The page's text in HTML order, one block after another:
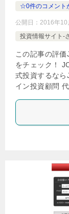
☆0件のコメント
公開日： 2016年10
投資情報サイト-
この記事の評
をチェック！
式投資するな
イン投資顧問